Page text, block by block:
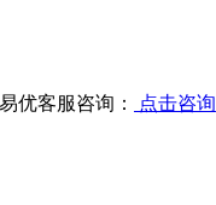
优客服咨询： 点击咨询